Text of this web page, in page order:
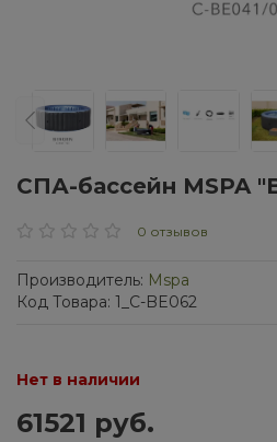
СПА-бассейн MSPA
0 отзывов
Производитель: Mspa
Код Товара: 1_C-BE062
Нет в наличии
61521 руб.